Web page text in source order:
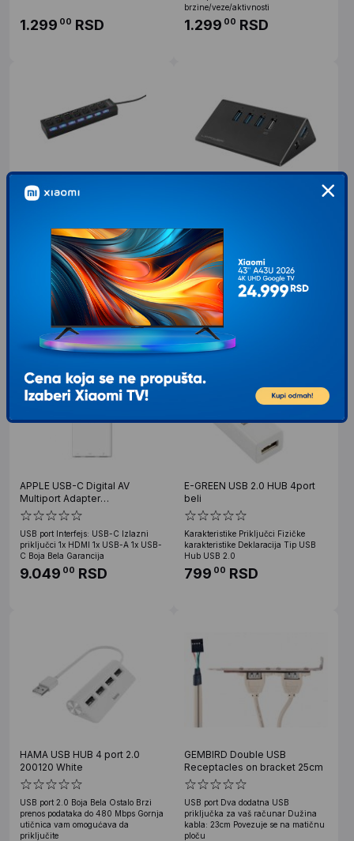
1.299 00 RSD
brzine/veze/aktivnosti
1.299 00 RSD
USB port Broj portova: 7 sa ON/OFF
prekidačima Interface Tip: USB 2,0
Boja Bela, Crna Ostalo Boja svetla:
00 RSD
Dimensions (h x w x d) 33 x 105 x
66 mm Weight (retail) 0,330 kg
Weight (hub) 0,090 kg Material
aluminium / plastic
2.899
APPLE USB-C Digital AV
Multiport Adapter
(mw5m3zm/a)
USB port Interfejs: USB-C Izlazni
priključci 1x HDMI 1x USB-A 1x USB-
C Boja Bela Garancija
9.049 00 RSD
E-GREEN USB 2.0 HUB 4port
beli
Karakteristike Priključci Fizičke
karakteristike Deklaracija Tip USB
Hub USB 2.0
799 00 RSD
HAMA USB HUB 4 port 2.0
200120 White
USB port 2.0 Boja Bela Ostalo Brzi
prenos podataka do 480 Mbps Gornja
utičnica vam omogućava da
priključite
GEMBIRD Double USB
Receptacles on bracket 25cm
USB port Dva dodatna USB
priključka za vaš računar Dužina
kabla: 23cm Povezuje se na matičnu
ploču